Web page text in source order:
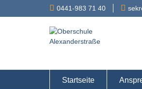
0441-983 71 40
Startseite